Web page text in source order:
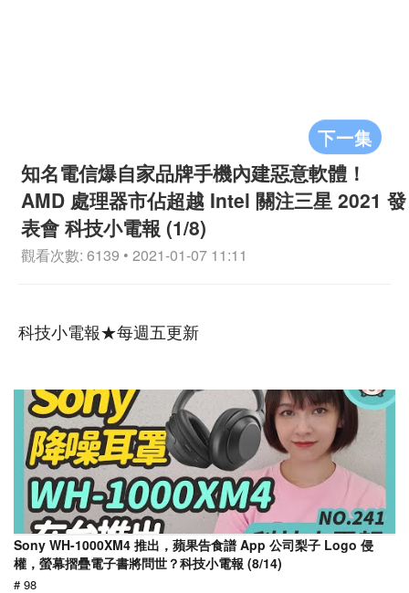
下一集
知名電信爆自家品牌手機內建惡意軟體！
AMD 處理器市佔超越 Intel 關注三星 2021 發
表會 科技小電報 (1/8)
觀看次數: 6139 • 2021-01-07 11:11
科技小電報★每週五更新
Sony WH-1000XM4 推出，蘋果告食譜 App 公司梨子 Logo 侵
權，螢幕摺疊電子書將問世？科技小電報 (8/14)
# 98